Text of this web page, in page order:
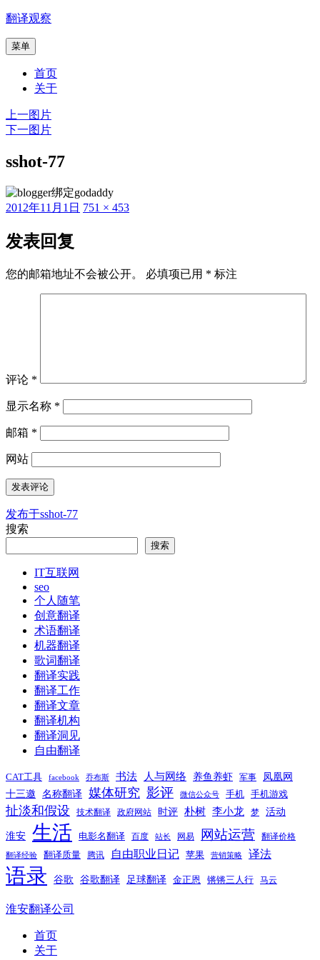
跳
内
翻译观察
菜单
首页
关于
上一图片
下一图片
sshot-77
发
于
2012年11月1日 原
751 × 453
发表回复
您的邮箱地址不会被公开。 必填项已用 * 标注
评论 *
显示名称 *
邮箱 *
网站
文
章
发布于sshot-77
搜索
搜索
IT互联网
seo
个人随笔
创意翻译
术语翻译
机器翻译
歌词翻译
翻译实践
翻译工作
翻译文章
翻译机构
翻译洞见
自由翻译
CAT工具 facebook 乔布斯 书法 人与网络 养鱼养虾 军事
凤凰网
十三邀
名称翻译 媒体研究 影评 微信公众号 手机 手机游戏
扯淡和假设 技术翻译 政府网站 时评 朴树 李小龙 梦 活动
淮安 生活 电影名翻译 百度 站长 网易 网站运营 翻译价格
翻译经验 翻译质量 腾讯 自由职业日记 苹果 营销策略 译法
语录 谷歌 谷歌翻译 足球翻译 金正恩 锵锵三人行 马云
淮安翻译公司
首页
关于